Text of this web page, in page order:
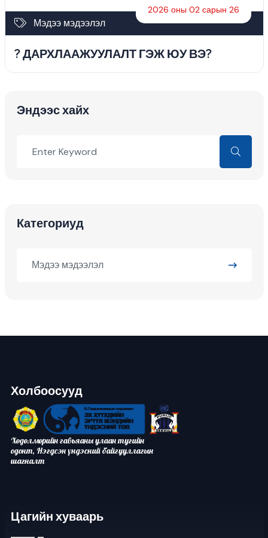
Мэдээ мэдээлэл
2026 оны 02 сарын 26
? ДАРХЛААЖУУЛАЛТ ГЭЖ ЮУ ВЭ?
Эндээс хайх
Категориуд
Мэдээ мэдээлэл
Холбоосууд
Хөдөлмөрийн гавьяаны улаан тугийн
одонт, Нэгдсэн үндэсний байгууллагын
шагналт
Цагийн хуваарь